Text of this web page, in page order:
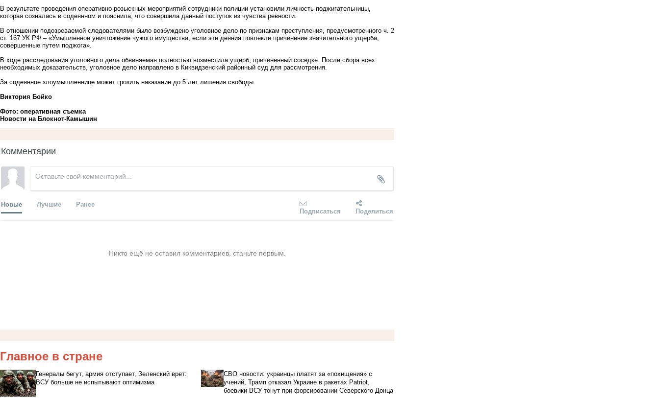
В результате проведения оперативно-розыскных мероприятий сотрудники полиции установили личность поджигательницы,
которая созналась в содеянном и пояснила, что совершила данный поступок из чувства ревности.
В отношении подозреваемой следователями было возбуждено уголовное дело по признакам преступления, предусмотренного ч. 2
ст. 167 УК РФ – «Умышленное уничтожение чужого имущества, если эти деяния повлекли причинение значительного ущерба,
совершенные путем поджога».
В ходе расследования уголовного дела обвиняемая полностью возместила ущерб, причиненный соседке. После сбора всех
необходимых доказательств, уголовное дело направлено в Киквидзенский районный суд для рассмотрения.
За содеянное злоумышленнице может грозить наказание до 5 лет лишения свободы.
Виктория Бойко
Фото: оперативная съемка
Новости на Блoкнoт-Камышин
Комментарии
Новые Лучшие Ранее
Подписаться Поделиться
Никто ещё не оставил комментариев, станьте первым.
Главное в стране
Генералы бегут, армия отступает, Зеленский врет:
ВСУ больше не испытывают оптимизма
СВО новости: украинцы платят за «похищения» с
учений, Трамп отказал Украине в ракетах Patriot,
боевики ВСУ тонут при форсировании Северского Донца